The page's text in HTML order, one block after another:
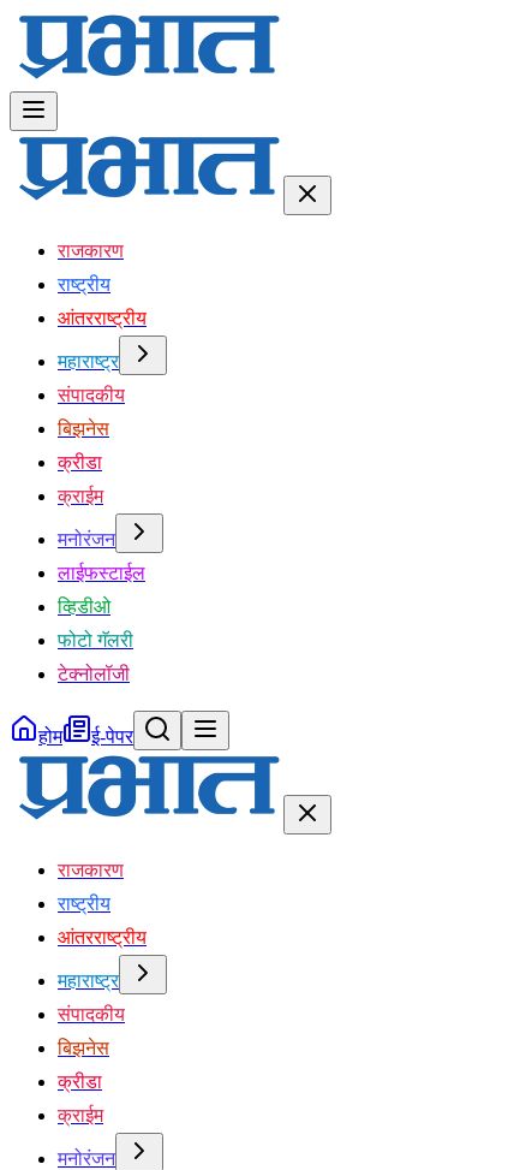
राजकारण
राष्ट्रीय
आंतरराष्ट्रीय
महाराष्ट्र
संपादकीय
बिझनेस
क्रीडा
क्राईम
मनोरंजन
लाईफस्टाईल
व्हिडीओ
फोटो गॅलरी
टेक्नोलॉजी
होम ई-पेपर
राजकारण
राष्ट्रीय
आंतरराष्ट्रीय
महाराष्ट्र
संपादकीय
बिझनेस
क्रीडा
क्राईम
मनोरंजन